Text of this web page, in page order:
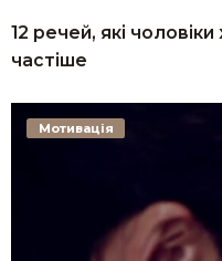
12 речей, які
частіше
Мотивація